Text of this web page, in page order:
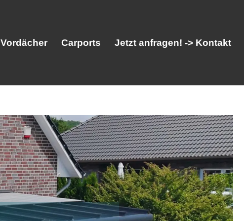
Vordächer Carports Jetzt anfragen! -> Kontakt